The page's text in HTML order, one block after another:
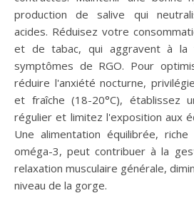
production de salive qui
acides. Réduisez votre
et de tabac, qui aggravent à
symptômes de RGO. Pour
réduire l'anxiété nocturne,
et fraîche (18-20°C), établissez
régulier et limitez l'exposition aux
Une alimentation équilibrée,
oméga-3, peut contribuer à la
relaxation musculaire générale,
niveau de la gorge.